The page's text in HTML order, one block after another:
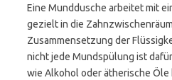
Eine Munddusche arbeitet mit
gezielt in die
Zusammensetzung der
nicht jede Mundspülung ist
wie Alkohol oder ätherische